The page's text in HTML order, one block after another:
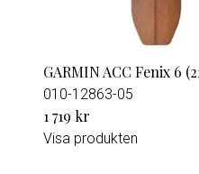
GARMIN ACC Fenix 6
010-12863-05
1 719 kr
Visa produkten